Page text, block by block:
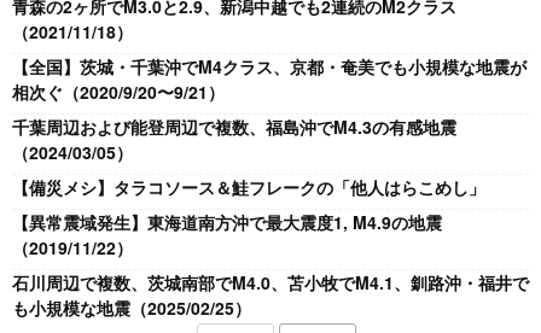
青森の2ヶ所でM3.0と2.9、新潟中越でも2連続のM2クラス
（2021/11/18）
【全国】茨城・千葉沖でM4クラス、京都・奄美でも小規模な地震が
相次ぐ（2020/9/20〜9/21）
千葉周辺および能登周辺で複数、福島沖でM4.3の有感地震
（2024/03/05）
【備災メシ】タラコソース＆鮭フレークの「他人はらこめし」
【異常震域発生】東海道南方沖で最大震度1, M4.9の地震
（2019/11/22）
石川周辺で複数、茨城南部でM4.0、苫小牧でM4.1、釧路沖・福井で
も小規模な地震（2025/02/25）